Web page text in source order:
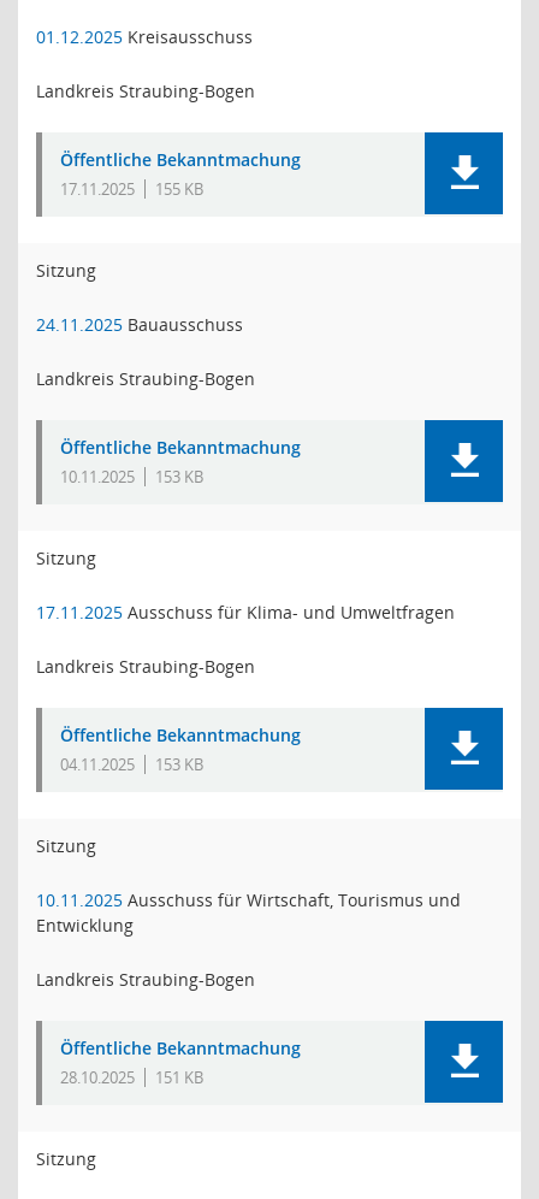
01.12.2025 Kreisausschuss
Landkreis Straubing-Bogen
Öffentliche Bekanntmachung
17.11.2025 155 KB
Sitzung
24.11.2025 Bauausschuss
Landkreis Straubing-Bogen
Öffentliche Bekanntmachung
10.11.2025 153 KB
Sitzung
17.11.2025 Ausschuss für Klima- und Umweltfragen
Landkreis Straubing-Bogen
Öffentliche Bekanntmachung
04.11.2025 153 KB
Sitzung
10.11.2025 Ausschuss für Wirtschaft, Tourismus und
Entwicklung
Landkreis Straubing-Bogen
Öffentliche Bekanntmachung
28.10.2025 151 KB
Sitzung